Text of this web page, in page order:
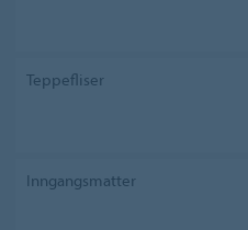
Teppefliser
Inngangsmatter